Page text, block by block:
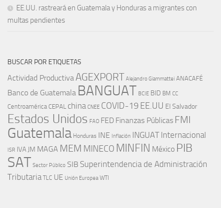
EE.UU. rastreará en Guatemala y Honduras a migrantes con
multas pendientes
BUSCAR POR ETIQUETAS
Actividad Productiva AGEXPORT Alejandro Giammattei ANACAFÉ
Banco de Guatemala BANGUAT BCIE BID BM CC
Centroamérica CEPAL china CNEE COVID-19 EE.UU El Salvador
Estados Unidos FAO FED Finanzas Públicas FMI
Guatemala Honduras INE Inflación INGUAT Internacional
ISR IVA JM MAGA MEM MINECO MINFIN México PIB
SAT Sector Público SIB Superintendencia de Administración
Tributaria TLC UE Unión Europea WTI